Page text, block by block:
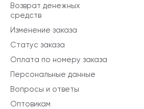
Возврат денежных
средств
Изменение заказа
Статус заказа
Оплата по номеру заказа
Персональные данные
Вопросы и ответы
Оптовикам